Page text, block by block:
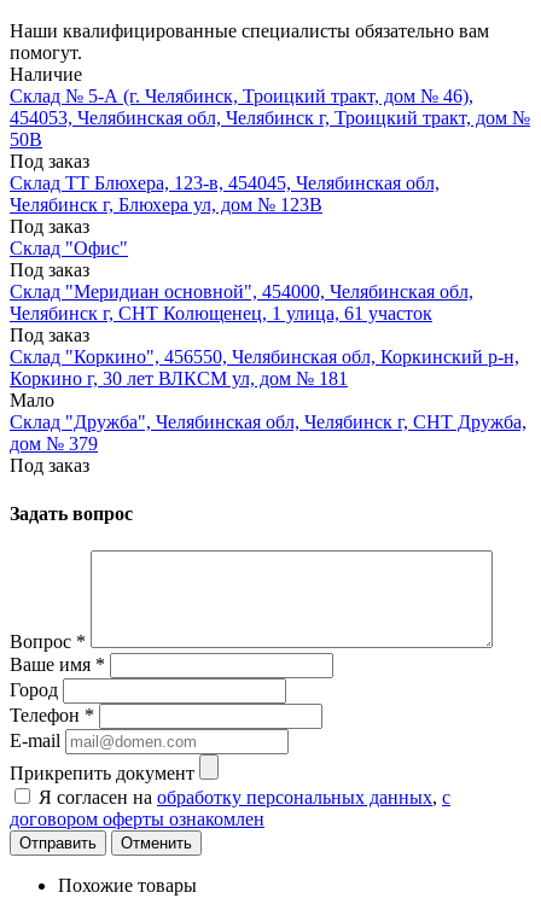
Наши квалифицированные специалисты обязательно вам
помогут.
Наличие
Склад № 5-А (г. Челябинск, Троицкий тракт, дом № 46),
454053, Челябинская обл, Челябинск г, Троицкий тракт, дом №
50В
Под заказ
Склад ТТ Блюхера, 123-в, 454045, Челябинская обл,
Челябинск г, Блюхера ул, дом № 123В
Под заказ
Склад "Офис"
Под заказ
Склад "Меридиан основной", 454000, Челябинская обл,
Челябинск г, СНТ Колющенец, 1 улица, 61 участок
Под заказ
Склад "Коркино", 456550, Челябинская обл, Коркинский р-н,
Коркино г, 30 лет ВЛКСМ ул, дом № 181
Мало
Склад "Дружба", Челябинская обл, Челябинск г, СНТ Дружба,
дом № 379
Под заказ
Задать вопрос
Вопрос *
Ваше имя *
Город
Телефон *
E-mail
Прикрепить документ
Я согласен на обработку персональных данных, с
договором оферты ознакомлен
Отменить
Похожие товары